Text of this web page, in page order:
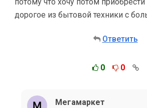
дорогое из бытовой техники с
Ответить
0 0
Мегамаркет